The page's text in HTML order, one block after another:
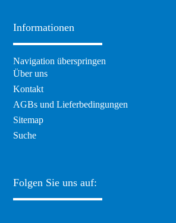
Informationen
Navigation überspringen
Über uns
Kontakt
AGBs und Lieferbedingungen
Sitemap
Suche
Folgen Sie uns auf: